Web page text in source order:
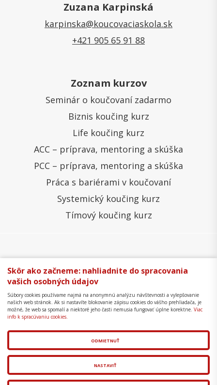
Zuzana Karpinská
karpinska@koucovaciaskola.sk
+421 905 65 91 88
Zoznam kurzov
Seminár o koučovaní zadarmo
Biznis koučing kurz
Life koučing kurz
ACC – príprava, mentoring a skúška
PCC – príprava, mentoring a skúška
Práca s bariérami v koučovaní
Systemický koučing kurz
Tímový koučing kurz
Všeobecné obchodné podmienky
Správa cookies
Ochrana osobných údajov
Formulár na odstúpenie
Mapa stránky
Copyright © 2018 - 2026 Business Coaching College,
s.r.o.
aredakčný systém
spol. s r.o.
Skôr ako začneme: nahliadnite do spracovania
vašich osobných údajov
Súbory cookies používame najmä na anonymnú analýzu návštevnosti a vylepšovanie
našich web stránok. Ak si nastavíte blokovanie zápisu cookies do vášho prehliadača, je
možné, že web sa spomalí a niektoré jeho časti nemusia fungovať úplne korektne. Viac
info k spracúvaniu cookies.
ODMIETNUŤ
NASTAVIŤ